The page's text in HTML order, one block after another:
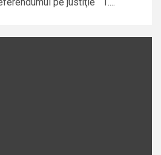
pe justiţie 1....